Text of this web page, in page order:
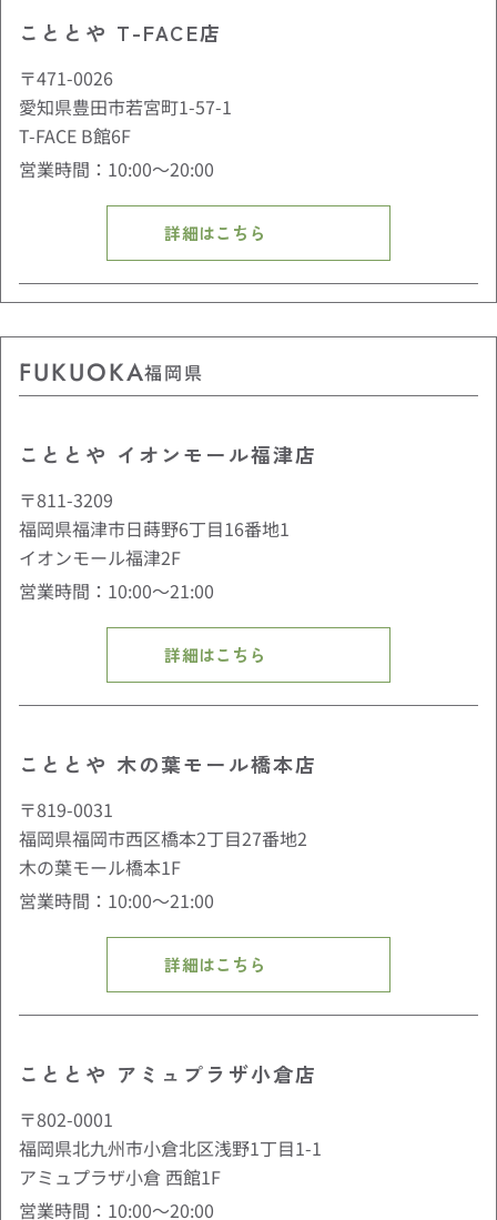
こととや T-FACE店
〒471-0026
愛知県豊田市若宮町1-57-1
T-FACE B館6F
営業時間：10:00〜20:00
詳細はこちら
FUKUOKA福岡県
こととや イオンモール福津店
〒811-3209
福岡県福津市日蒔野6丁目16番地1
イオンモール福津2F
営業時間：10:00〜21:00
詳細はこちら
こととや 木の葉モール橋本店
〒819-0031
福岡県福岡市西区橋本2丁目27番地2
木の葉モール橋本1F
営業時間：10:00〜21:00
詳細はこちら
こととや アミュプラザ小倉店
〒802-0001
福岡県北九州市小倉北区浅野1丁目1-1
アミュプラザ小倉 西館1F
営業時間：10:00〜20:00